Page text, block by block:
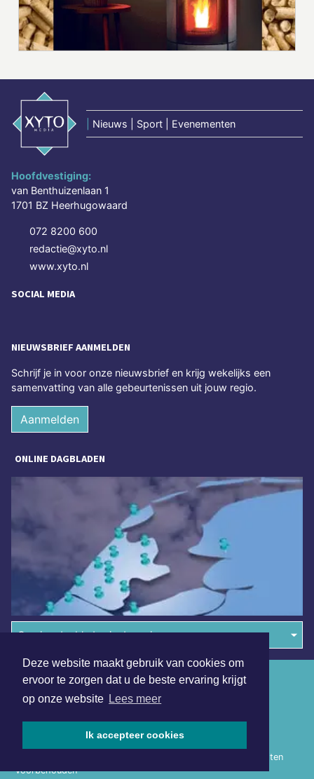
Deze website maakt gebruik van cookies om
ervoor te zorgen dat u de beste ervaring krijgt
op onze website Lees meer
Ik accepteer cookies
Nieuws | Sport | Evenementen
Hoofdvestiging:
van Benthuizenlaan 1
1701 BZ Heerhugowaard
072 8200 600
redactie@xyto.nl
www.xyto.nl
SOCIAL MEDIA
NIEUWSBRIEF AANMELDEN
Schrijf je in voor onze nieuwsbrief en krijg wekelijks een
samenvatting van alle gebeurtenissen uit jouw regio.
Aanmelden
ONLINE DAGBLADEN
Overige dagbladen in de regio
Copyright (c) 2026 | Heerhugowaardsdagblad.nl - Alle rechten
voorbehouden
Algemene voorwaarden
Disclaimer